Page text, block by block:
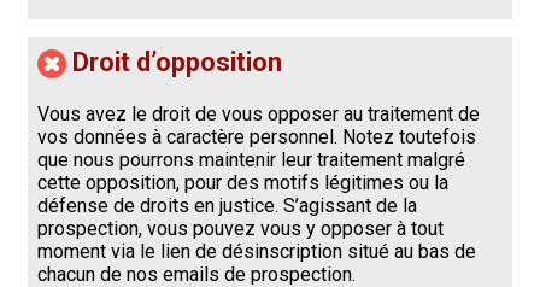
Droit d’opposition
Vous avez le droit de vous opposer au traitement de
vos données à caractère personnel. Notez toutefois
que nous pourrons maintenir leur traitement malgré
cette opposition, pour des motifs légitimes ou la
défense de droits en justice. S’agissant de la
prospection, vous pouvez vous y opposer à tout
moment via le lien de désinscription situé au bas de
chacun de nos emails de prospection.